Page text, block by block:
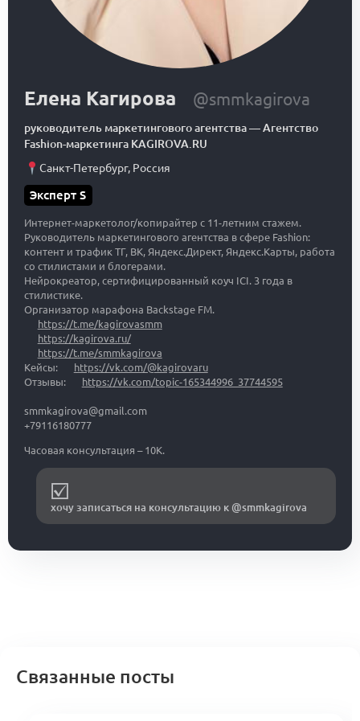
Елена Кагирова @smmkagirova
руководитель маркетингового агентства—Агентство
Fashion-маркетинга KAGIROVA.RU
Санкт-Петербург, Россия
Эксперт S
Интернет-маркетолог/копирайтер с 11-летним стажем.
Руководитель маркетингового агентства в сфере Fashion:
контент и трафик ТГ, ВК, Яндекс.Директ, Яндекс.Карты, работа
со стилистами и блогерами.
Нейрокреатор, сертифицированный коуч ICI. 3 года в
стилистике.
Организатор марафона Backstage FM.
https://t.me/kagirovasmm
https://kagirova.ru/
https://t.me/smmkagirova
Кейсы:
https://vk.com/@kagirovaru
Отзывы:
https://vk.com/topic-165344996_37744595
smmkagirova@gmail.com
+79116180777
Часовая консультация – 10К.
хочу записаться на консультацию к @smmkagirova
Связанные посты